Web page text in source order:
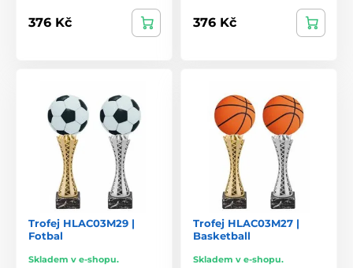
376 Kč 376 Kč
Trofej HLAC03M29 |
Fotbal
Skladem v e-shopu.
Trofej HLAC03M27 |
Basketball
Skladem v e-shopu.